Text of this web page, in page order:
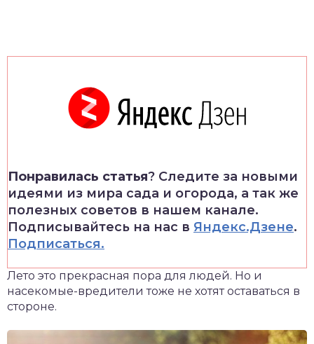
Понравилась статья? Следите за новыми
идеями из мира сада и огорода, а так же
полезных советов в нашем канале.
Подписывайтесь на нас в Яндекс.Дзене.
Подписаться.
Лето это прекрасная пора для людей. Но и
насекомые-вредители тоже не хотят оставаться в
стороне.